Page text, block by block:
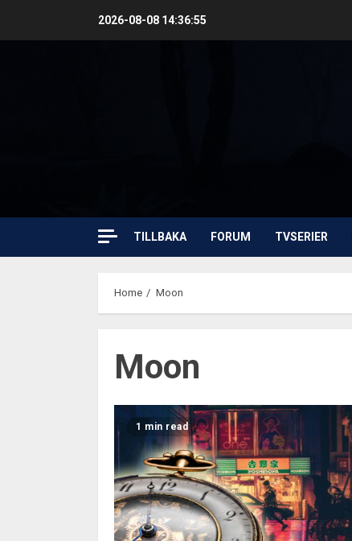
2026-08-08 14:36:56
TILLBAKA FORUM TVSERIER
Home Moon
Moon
1 min read